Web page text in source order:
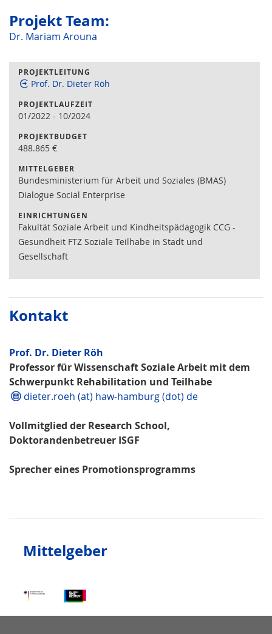
Projekt Team:
Dr. Mariam Arouna
PROJEKTLEITUNG
Prof. Dr. Dieter Röh
PROJEKTLAUFZEIT
01/2022 - 10/2024
PROJEKTBUDGET
488.865 €
MITTELGEBER
Bundesministerium für Arbeit und Soziales (BMAS)
Dialogue Social Enterprise
EINRICHTUNGEN
Fakultät Soziale Arbeit und Kindheitspädagogik CCG -
Gesundheit FTZ Soziale Teilhabe in Stadt und
Gesellschaft
Kontakt
Prof. Dr. Dieter Röh
Professor für Wissenschaft Soziale Arbeit mit dem
Schwerpunkt Rehabilitation und Teilhabe
dieter.roeh (at) haw-hamburg (dot) de
Vollmitglied der Research School,
Doktorandenbetreuer ISGF
Sprecher eines Promotionsprogramms
Mittelgeber